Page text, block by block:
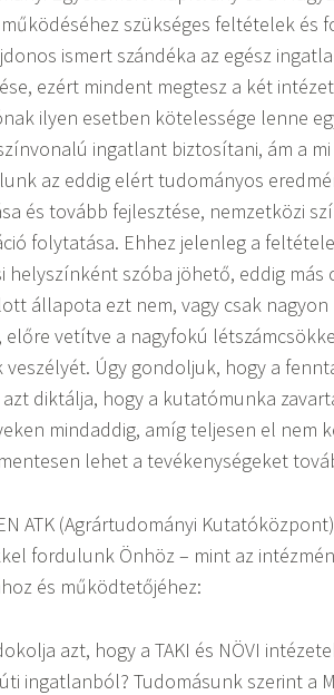
szükséges feltételek és
ismert szándéka az egész
ezért mindent megtesz a két
ilyen esetben kötelessége lenne
ingatlant biztosítani, ám a
az eddig elért tudományos
és tovább fejlesztése, nemzetközi
folytatása. Ehhez jelenleg a
helyszínként szóba jöhető, eddig
állapota ezt nem, vagy csak
előre vetítve a nagyfokú
veszélyét. Úgy gondoljuk, hogy a
azt diktálja, hogy a kutatómunka
mindaddig, amíg teljesen el nem
lehet a tevékenységeket
ATK (Agrártudományi
fordulunk Önhöz – mint az
és működtetőjéhez:
azt, hogy a TAKI és NÖVI
ingatlanból? Tudomásunk szerint a